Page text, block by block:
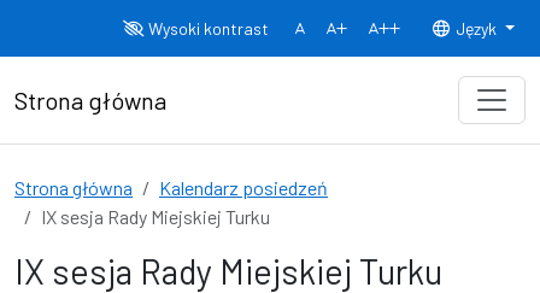
Wysoki kontrast
Normalny rozmiar czcionki
Rozmiar czcionki 150% Rozmiar
Język
Strona główna
Strona główna
Kalendarz posiedzeń
IX sesja Rady Miejskiej Turku
IX sesja Rady Miejskiej Turku